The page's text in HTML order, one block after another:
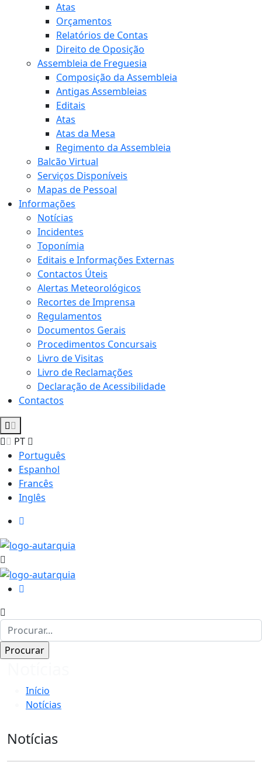
Atas
Orçamentos
Relatórios de Contas
Direito de Oposição
Assembleia de Freguesia
Composição da Assembleia
Antigas Assembleias
Editais
Atas
Atas da Mesa
Regimento da Assembleia
Balcão Virtual
Serviços Disponíveis
Mapas de Pessoal
Informações
Notícias
Incidentes
Toponímia
Editais e Informações Externas
Contactos Úteis
Alertas Meteorológicos
Recortes de Imprensa
Regulamentos
Documentos Gerais
Procedimentos Concursais
Livro de Visitas
Livro de Reclamações
Declaração de Acessibilidade
Contactos
PT
Português
Espanhol
Francês
Inglês
Início
Notícias
Notícias